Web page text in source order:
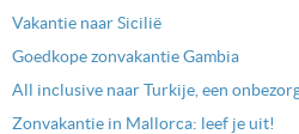
Vakantie naar Sicilië
Goedkope zonvakantie Gambia
All inclusive naar Turkije, een
Zonvakantie in Mallorca: leef je uit!